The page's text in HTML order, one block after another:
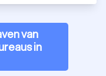
van
in